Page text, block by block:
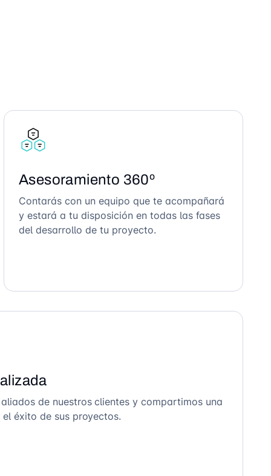
Asesoramiento 360º
Contarás con un equipo que te acompañará
y estará a tu disposición en todas las fases
del desarrollo de tu proyecto.
de nuestros clientes y compartimos una
éxito de sus proyectos.